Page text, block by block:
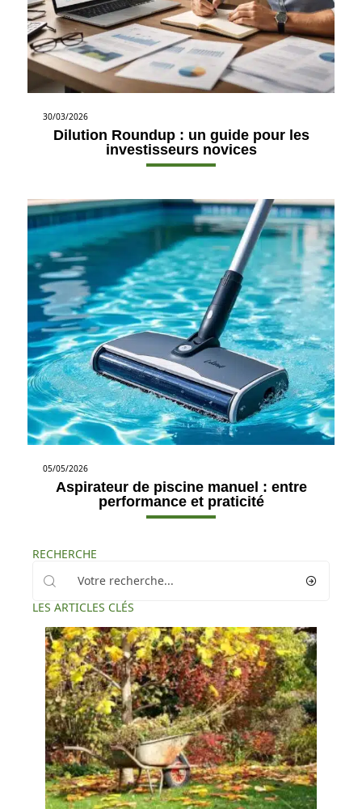
30/03/2026
Dilution Roundup : un guide pour les
investisseurs novices
05/05/2026
Aspirateur de piscine manuel : entre
performance et praticité
RECHERCHE
LES ARTICLES CLÉS